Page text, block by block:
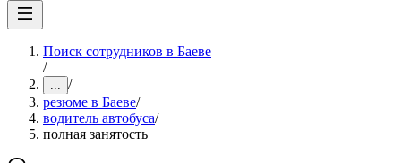
Поиск сотрудников в Баеве
/
... /
резюме в Баеве/
водитель автобуса/
полная занятость